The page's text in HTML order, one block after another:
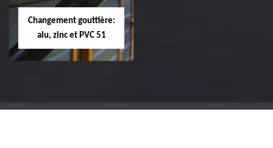
Changement gouttière:
alu, zinc et PVC 51